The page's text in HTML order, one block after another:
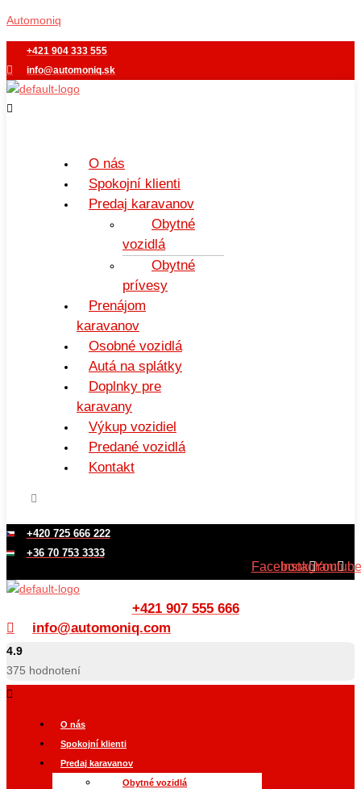
na
obsah
Automoniq
+421 904 333 555
info@automoniq.sk
O nás
Spokojní klienti
Predaj karavanov
Obytné
vozidlá
Obytné
prívesy
Prenájom
karavanov
Osobné vozidlá
Autá na splátky
Doplnky pre
karavany
Výkup vozidiel
Predané vozidlá
Kontakt
+420 725 666 222
+36 70 753 3333
FacebookInstagramYoutube
+421 907 555 666
info@automoniq.com
4.9
375 hodnotení
Menu
O nás
Spokojní klienti
Predaj karavanov
Obytné vozidlá